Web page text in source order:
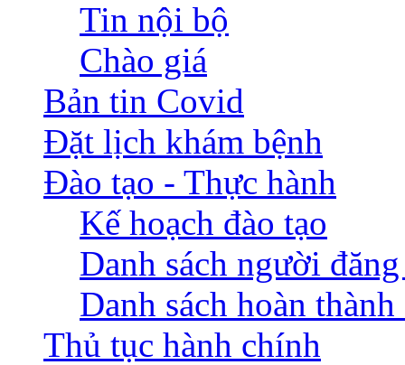
Tin nội bộ
Chào giá
Bản tin Covid
Đặt lịch khám bệnh
Đào tạo - Thực hành
Kế hoạch đào tạo
Danh sách người
Danh sách hoàn
Thủ tục hành chính